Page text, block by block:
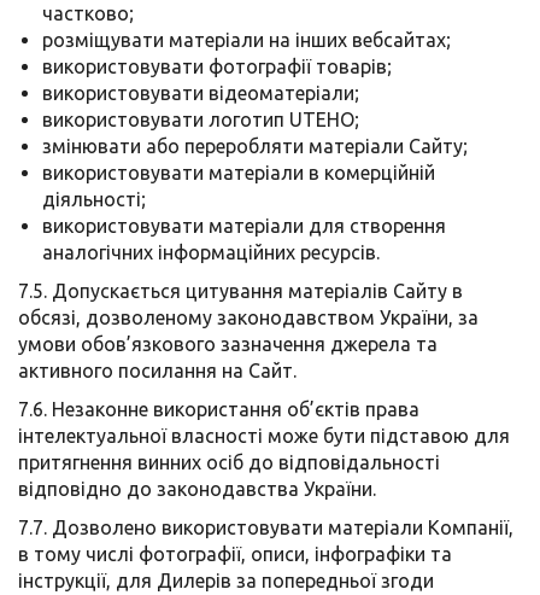
частково;
розміщувати матеріали на інших вебсайтах;
використовувати фотографії товарів;
використовувати відеоматеріали;
використовувати логотип UTEHO;
змінювати або переробляти матеріали Сайту;
використовувати матеріали в комерційній
діяльності;
використовувати матеріали для створення
аналогічних інформаційних ресурсів.
7.5. Допускається цитування матеріалів Сайту в
обсязі, дозволеному законодавством України, за
умови обов’язкового зазначення джерела та
активного посилання на Сайт.
7.6. Незаконне використання об’єктів права
інтелектуальної власності може бути підставою для
притягнення винних осіб до відповідальності
відповідно до законодавства України.
7.7. Дозволено використовувати матеріали Компанії,
в тому числі фотографії, описи, інфографіки та
інструкції, для Дилерів за попередньої згоди